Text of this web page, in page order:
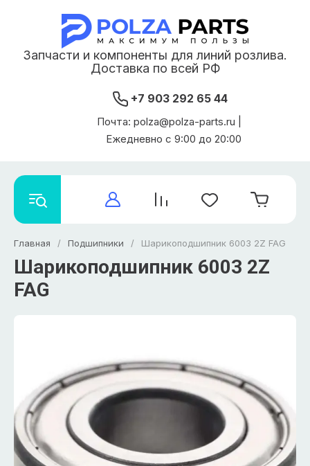
Запчасти и компоненты для линий розлива.
Доставка по всей РФ
+7 903 292 65 44
Почта: polza@polza-parts.ru |
Ежедневно с 9:00 до 20:00
Главная / Подшипники / Шарикоподшипник 6003 2Z FAG
Шарикоподшипник 6003 2Z
FAG